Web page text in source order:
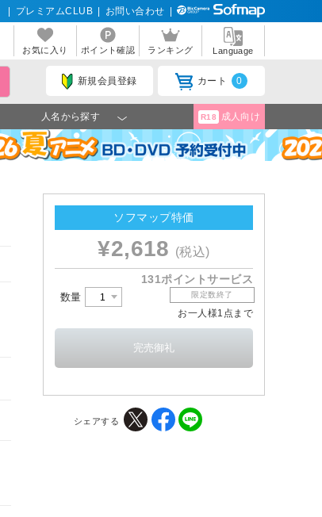
プレミアムCLUB お問い合わせ
お気に入り ポイント確認 ランキング Language
新規会員登録 カート 0
人名から探す R18 成人向け
ソフマップ特価
¥2,618 (税込)
131ポイントサービス
数量 限定数終了
お一人様1点まで
シェアする